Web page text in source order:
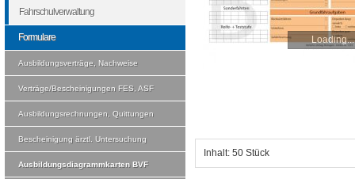
Loading...
Inhalt: 50 Stück
Fahrschulverwaltung
Formulare
Ausbildungsverträge, Nachweise
Verträge/Bescheinigungen FES, ASF
Ausbildungsrechnungen, Quittungen
Bescheinigung ärztl. Untersuchung
Ausbildungsdiagrammkarten BVF